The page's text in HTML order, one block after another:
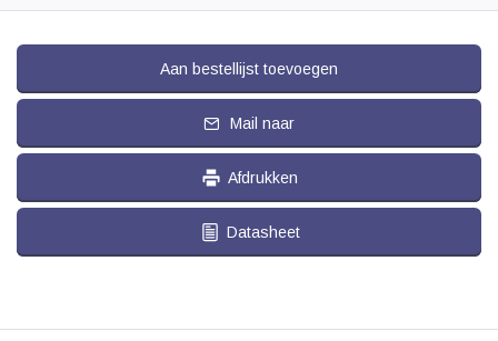
Aan bestellijst toevoegen
Mail naar
Afdrukken
Datasheet